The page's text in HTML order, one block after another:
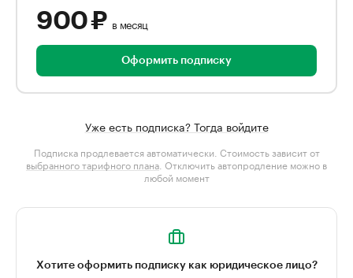
900 ₽ в месяц
Оформить подписку
Уже есть подписка? Тогда войдите
Подписка продлевается автоматически. Стоимость зависит от
выбранного тарифного плана . Отключить автопродление можно в
любой момент
Хотите оформить подписку как юридическое лицо?